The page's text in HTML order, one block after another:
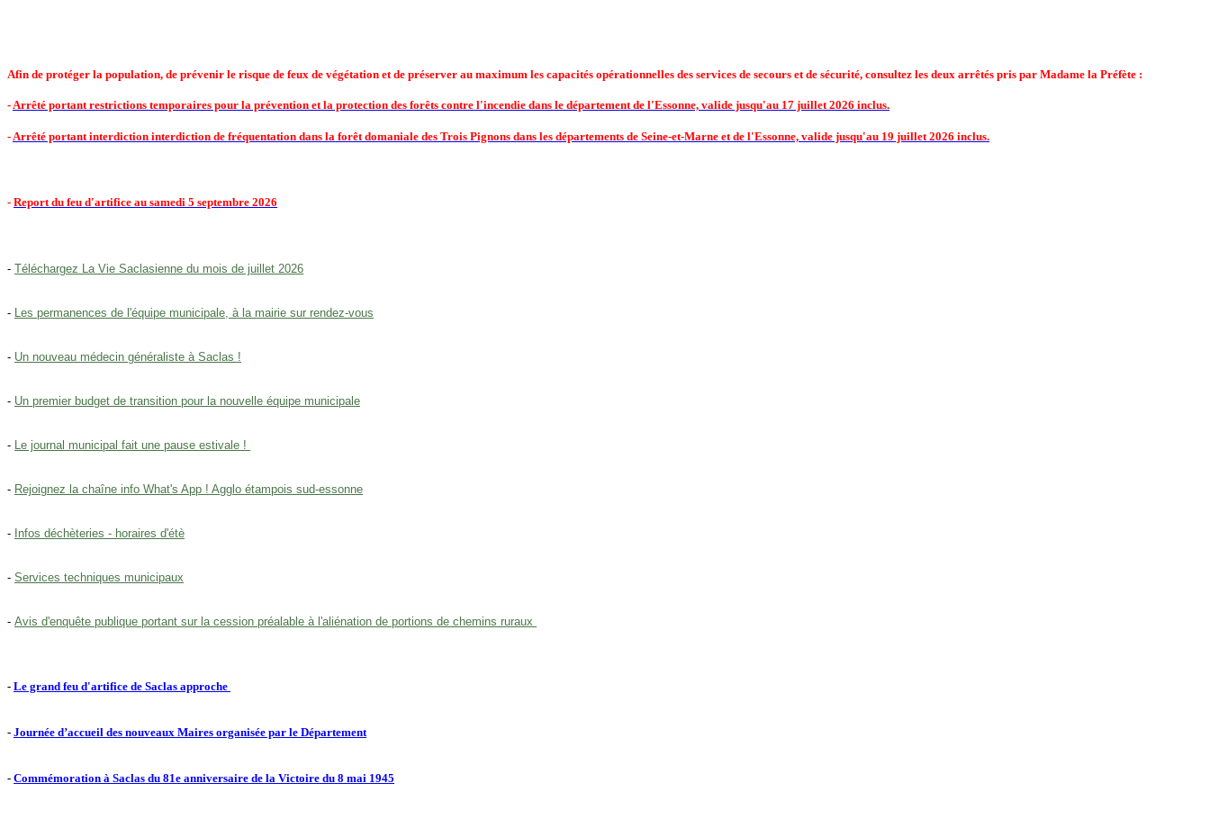
Afin de protéger la population, de prévenir le risque de feux de végétation et de préserver au maximum les capacités opérationnelles des services de secours et de sécurité, consultez les deux arrêtés pris par Madame la Préfète :
- Arrêté portant restrictions temporaires pour la prévention et la protection des forêts contre l'incendie dans le département de l'Essonne, valide jusqu'au 17 juillet 2026 inclus.
- Arrêté portant interdiction interdiction de fréquentation dans la forêt domaniale des Trois Pignons dans les départements de Seine-et-Marne et de l'Essonne, valide jusqu'au 19 juillet 2026 inclus.
- Report du feu d'artifice au samedi 5 septembre 2026
- Téléchargez La Vie Saclasienne du mois de juillet 2026
- Les permanences de l'équipe municipale, à la mairie sur rendez-vous
- Un nouveau médecin généraliste à Saclas !
- Un premier budget de transition pour la nouvelle équipe municipale
- Le journal municipal fait une pause estivale !
- Rejoignez la chaîne info What's App ! Agglo étampois sud-essonne
- Infos déchèteries - horaires d'étè
- Services techniques municipaux
- Avis d'enquête publique portant sur la cession préalable à l'aliénation de portions de chemins ruraux
- Le grand feu d'artifice de Saclas approche
- Journée d’accueil des nouveaux Maires organisée par le Département
- Commémoration à Saclas du 81e anniversaire de la Victoire du 8 mai 1945